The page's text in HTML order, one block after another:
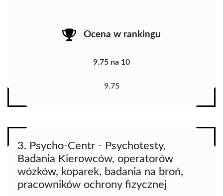
Ocena w rankingu
9.75 na 10
9.75
3. Psycho-Centr - Psychotesty,
Badania Kierowców, operatorów
wózków, koparek, badania na broń,
pracowników ochrony fizycznej